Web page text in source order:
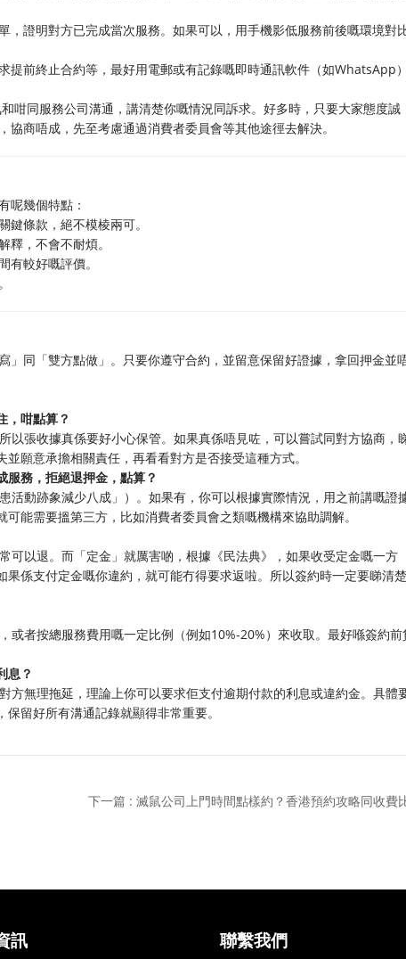
，證明對方已完成當次服務。如果可以，用手機影低服務前後嘅環境對
提前終止合約等，最好用電郵或有記錄嘅即時通訊軟件（如WhatsApp
咁同服務公司溝通，講清楚你嘅情況同訴求。好多時，只要大家態度誠
商唔成，先至考慮通過消費者委員會等其他途徑去解決。
呢幾個特點：
鍵條款，絕不模棱兩可。
釋，不會不耐煩。
有較好嘅評價。
」同「雙方點做」。只要你遵守合約，並留意保留好證據，拿回押金並
，咁點算？
以張收據真係要好小心保管。如果真係唔見咗，可以嘗試同對方協商，
願意承擔相關責任，再看看對方是否接受這種方式。
服務，拒絕退押金，點算？
活動跡象減少八成」）。如果有，你可以根據實際情況，用之前講嘅證
能需要搵第三方，比如消費者委員會之類嘅機構來協助調解。
可以退。而「定金」就厲害啲，根據《民法典》，如果收受定金嘅一方
果係支付定金嘅你違約，就可能冇得要求返啦。所以簽約時一定要睇清
或者按總服務費用嘅一定比例（例如10%-20%）來收取。最好喺簽約前
息？
方無理拖延，理論上你可以要求佢支付逾期付款的利息或違約金。具體
留好所有溝通記錄就顯得非常重要。
下一篇 : 滅鼠公司上門時間點樣約？香港預約攻略同收費
訊 聯繫我們